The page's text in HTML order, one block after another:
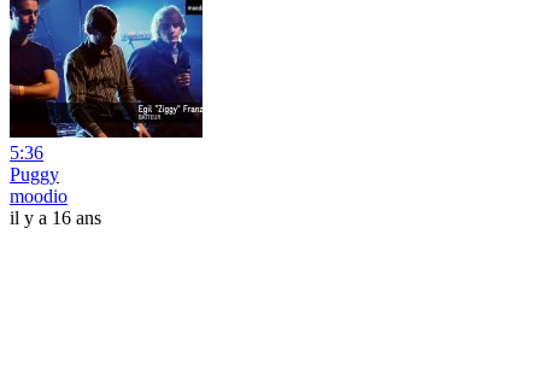
5:36
Puggy
moodio
il y a 16 ans